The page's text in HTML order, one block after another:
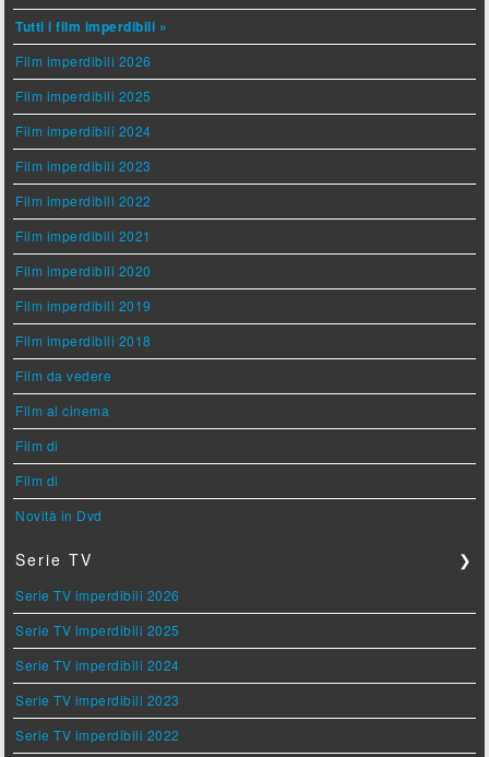
Tutti i film imperdibili »
Film imperdibili 2026
Film imperdibili 2025
Film imperdibili 2024
Film imperdibili 2023
Film imperdibili 2022
Film imperdibili 2021
Film imperdibili 2020
Film imperdibili 2019
Film imperdibili 2018
Film da vedere
Film al cinema
Film di
Film di
Novità in Dvd
Serie TV ❯
Serie TV imperdibili 2026
Serie TV imperdibili 2025
Serie TV imperdibili 2024
Serie TV imperdibili 2023
Serie TV imperdibili 2022